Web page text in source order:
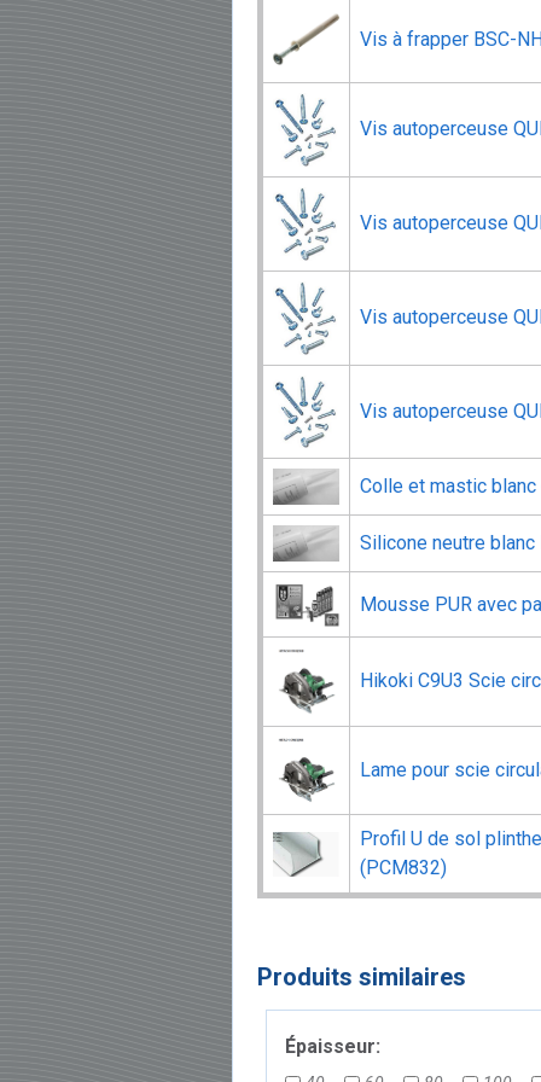
Vis à frapper BSC-
Vis autoperceuse
Vis autoperceuse
Vis autoperceuse
Vis autoperceuse
Colle et mastic blanc
Silicone neutre blanc
Mousse PUR avec
Hikoki C9U3 Scie
Lame pour scie
Profil U de sol
(PCM832)
Produits similaires
Épaisseur: